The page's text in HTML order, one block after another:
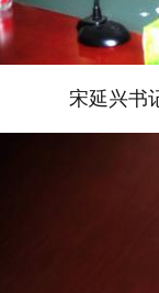
宋延兴书